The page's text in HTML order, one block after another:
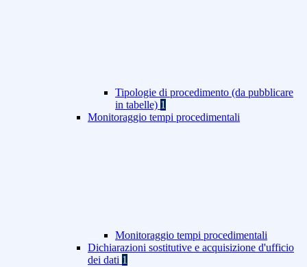
Tipologie di procedimento (da pubblicare
in tabelle) 1
Monitoraggio tempi procedimentali
Monitoraggio tempi procedimentali
Dichiarazioni sostitutive e acquisizione d'ufficio
dei dati 1